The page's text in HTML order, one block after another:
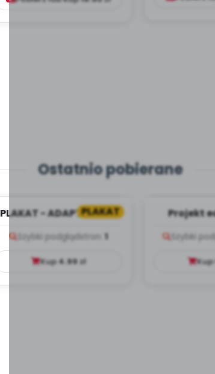
Ostatnio pobierane
PLAKAT
PLAKAT - ADAPTACJA -
Szybki podglądstron: 1
Kup4.99zł
Projekt
Szybki
Kup